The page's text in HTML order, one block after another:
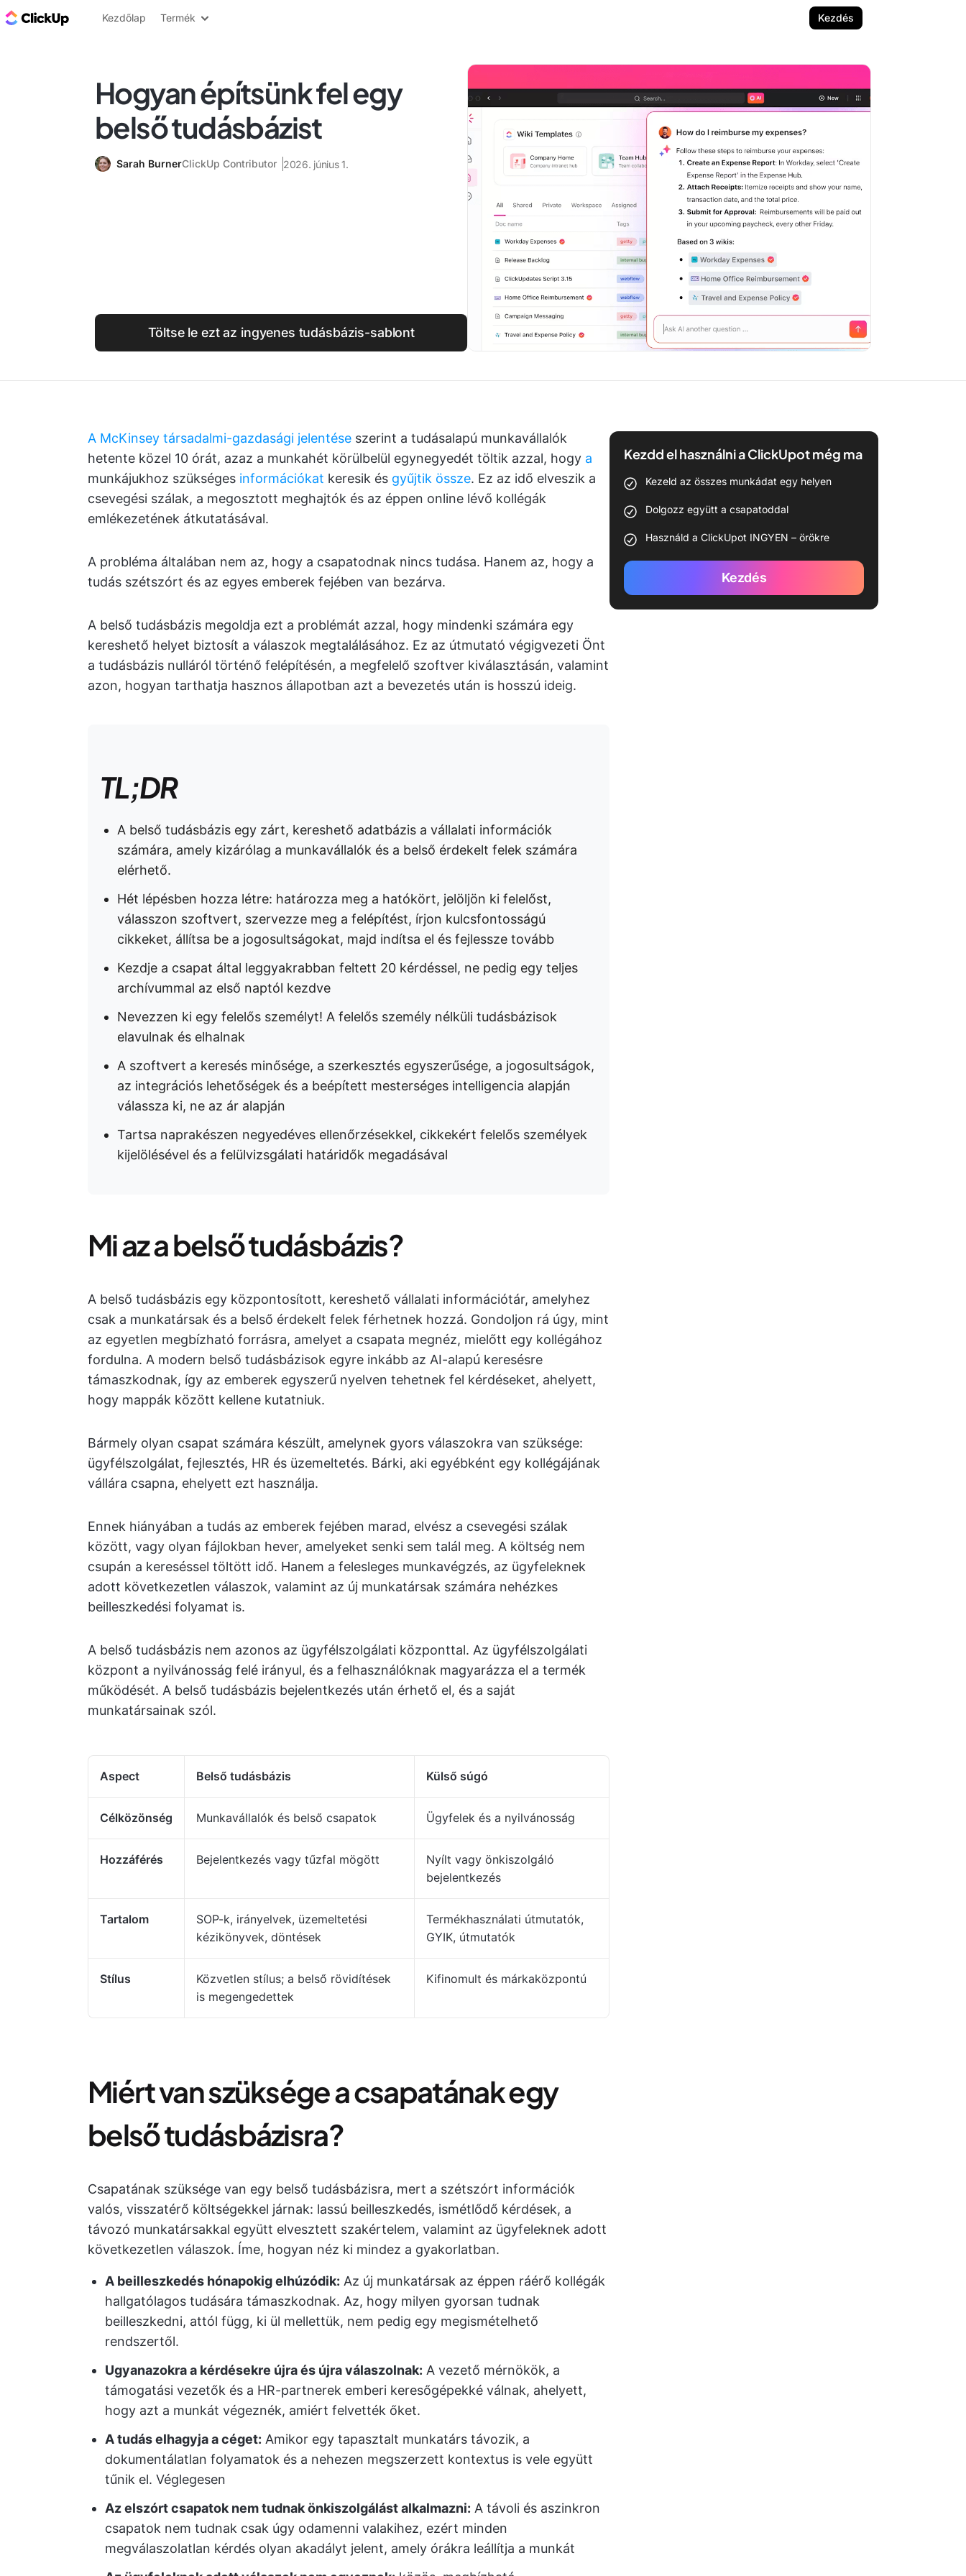
ClickUp blog
Kezdőlap Termék Kezdés
Hogyan építsünk fel egy
belső tudásbázist
Sarah BurnerClickUp Contributor 2026. június 1.
Töltse le ezt az ingyenes tudásbázis-sablont
A McKinsey társadalmi-gazdasági jelentése szerint a tudásalapú munkavállalók
hetente közel 10 órát, azaz a munkahét körülbelül egynegyedét töltik azzal, hogy a
munkájukhoz szükséges információkat keresik és gyűjtik össze. Ez az idő elveszik a
csevegési szálak, a megosztott meghajtók és az éppen online lévő kollégák
emlékezetének átkutatásával.
A probléma általában nem az, hogy a csapatodnak nincs tudása. Hanem az, hogy a
tudás szétszórt és az egyes emberek fejében van bezárva.
A belső tudásbázis megoldja ezt a problémát azzal, hogy mindenki számára egy
kereshető helyet biztosít a válaszok megtalálásához. Ez az útmutató végigvezeti Önt
a tudásbázis nulláról történő felépítésén, a megfelelő szoftver kiválasztásán, valamint
azon, hogyan tarthatja hasznos állapotban azt a bevezetés után is hosszú ideig.
TL;DR
A belső tudásbázis egy zárt, kereshető adatbázis a vállalati információk
számára, amely kizárólag a munkavállalók és a belső érdekelt felek számára
elérhető.
Hét lépésben hozza létre: határozza meg a hatókört, jelöljön ki felelőst,
válasszon szoftvert, szervezze meg a felépítést, írjon kulcsfontosságú
cikkeket, állítsa be a jogosultságokat, majd indítsa el és fejlessze tovább
Kezdje a csapat által leggyakrabban feltett 20 kérdéssel, ne pedig egy teljes
archívummal az első naptól kezdve
Nevezzen ki egy felelős személyt! A felelős személy nélküli tudásbázisok
elavulnak és elhalnak
A szoftvert a keresés minősége, a szerkesztés egyszerűsége, a jogosultságok,
az integrációs lehetőségek és a beépített mesterséges intelligencia alapján
válassza ki, ne az ár alapján
Tartsa naprakészen negyedéves ellenőrzésekkel, cikkekért felelős személyek
kijelölésével és a felülvizsgálati határidők megadásával
Mi az a belső tudásbázis?
A belső tudásbázis egy központosított, kereshető vállalati információtár, amelyhez
csak a munkatársak és a belső érdekelt felek férhetnek hozzá. Gondoljon rá úgy, mint
az egyetlen megbízható forrásra, amelyet a csapata megnéz, mielőtt egy kollégához
fordulna. A modern belső tudásbázisok egyre inkább az AI-alapú keresésre
támaszkodnak, így az emberek egyszerű nyelven tehetnek fel kérdéseket, ahelyett,
hogy mappák között kellene kutatniuk.
Bármely olyan csapat számára készült, amelynek gyors válaszokra van szüksége:
ügyfélszolgálat, fejlesztés, HR és üzemeltetés. Bárki, aki egyébként egy kollégájának
vállára csapna, ehelyett ezt használja.
Ennek hiányában a tudás az emberek fejében marad, elvész a csevegési szálak
között, vagy olyan fájlokban hever, amelyeket senki sem talál meg. A költség nem
csupán a kereséssel töltött idő. Hanem a felesleges munkavégzés, az ügyfeleknek
adott következetlen válaszok, valamint az új munkatársak számára nehézkes
beilleszkedési folyamat is.
A belső tudásbázis nem azonos az ügyfélszolgálati központtal. Az ügyfélszolgálati
központ a nyilvánosság felé irányul, és a felhasználóknak magyarázza el a termék
működését. A belső tudásbázis bejelentkezés után érhető el, és a saját
munkatársainak szól.
Aspect Belső tudásbázis Külső súgó
Célközönség Munkavállalók és belső csapatok Ügyfelek és a nyilvánosság
Hozzáférés Bejelentkezés vagy tűzfal mögött
Nyílt vagy önkiszolgáló
bejelentkezés
Tartalom
SOP-k, irányelvek, üzemeltetési
kézikönyvek, döntések
Termékhasználati útmutatók,
GYIK, útmutatók
Stílus
Közvetlen stílus; a belső rövidítések
is megengedettek
Kifinomult és márkaközpontú
Miért van szüksége a csapatának egy
belső tudásbázisra?
Csapatának szüksége van egy belső tudásbázisra, mert a szétszórt információk
valós, visszatérő költségekkel járnak: lassú beilleszkedés, ismétlődő kérdések, a
távozó munkatársakkal együtt elvesztett szakértelem, valamint az ügyfeleknek adott
következetlen válaszok. Íme, hogyan néz ki mindez a gyakorlatban.
A beilleszkedés hónapokig elhúzódik: Az új munkatársak az éppen ráérő kollégák
hallgatólagos tudására támaszkodnak. Az, hogy milyen gyorsan tudnak
beilleszkedni, attól függ, ki ül mellettük, nem pedig egy megismételhető
rendszertől.
Ugyanazokra a kérdésekre újra és újra válaszolnak: A vezető mérnökök, a
támogatási vezetők és a HR-partnerek emberi keresőgépekké válnak, ahelyett,
hogy azt a munkát végeznék, amiért felvették őket.
A tudás elhagyja a céget: Amikor egy tapasztalt munkatárs távozik, a
dokumentálatlan folyamatok és a nehezen megszerzett kontextus is vele együtt
tűnik el. Véglegesen
Az elszórt csapatok nem tudnak önkiszolgálást alkalmazni: A távoli és aszinkron
csapatok nem tudnak csak úgy odamenni valakihez, ezért minden
megválaszolatlan kérdés olyan akadályt jelent, amely órákra leállítja a munkát
Kezdd el használni a ClickUpot még ma
Kezeld az összes munkádat egy helyen
Dolgozz együtt a csapatoddal
Használd a ClickUpot INGYEN – örökre
Kezdés